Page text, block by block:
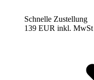
Schnelle Zustellung
139 EUR inkl. MwSt